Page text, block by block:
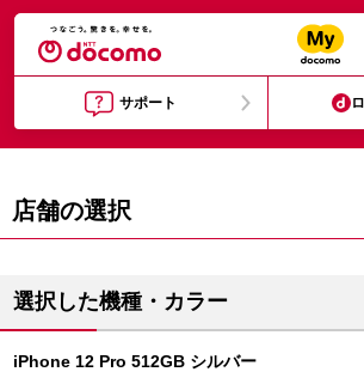
サポート
店舗の選択
選択した機種・カラー
iPhone 12 Pro 512GB シルバー